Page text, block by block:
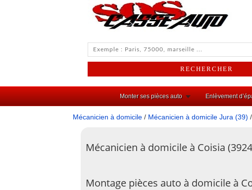
Monter ses pièces auto Enlèvement
Mécanicien à domicile / Mécanicien à domicile Jura (39)
Mécanicien à domicile à Coisia
Montage pièces auto à domicile à